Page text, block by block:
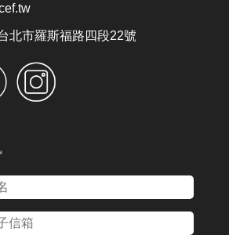
北市羅斯福路四段22號